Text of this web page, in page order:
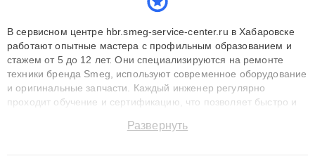
В сервисном центре hbr.smeg-service-center.ru в Хабаровске
работают опытные мастера с профильным образованием и
стажем от 5 до 12 лет. Они специализируются на ремонте
техники бренда Smeg, используют современное оборудование
и оригинальные запчасти. Каждый инженер регулярно
проходит обучение и сертификацию, что позволяет быстро и
сохранением гарантии до 3 лет. Наши мастера решают
Развернуть